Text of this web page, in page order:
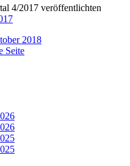
4/2017 veröffentlichten
2018
Seite